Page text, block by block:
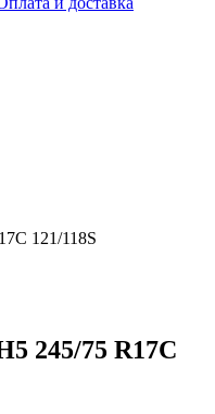
121/118S
245/75 R17C